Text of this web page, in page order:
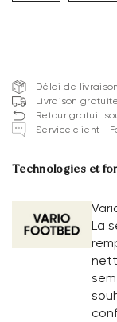
Délai de
Livraison
Retour gratuit
Service client -
Technologies et
La